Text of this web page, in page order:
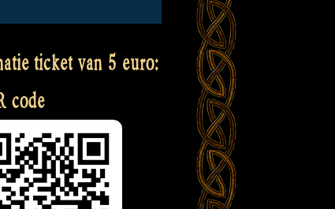
ticket van 5 euro:
code